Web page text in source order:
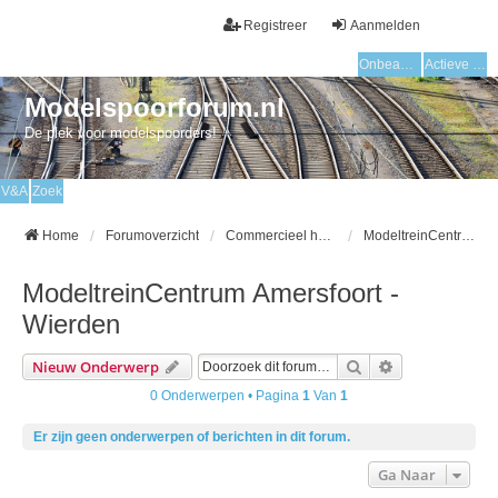
Aanmelden
Registreer
Onbeantwoorde onderwerpen Actieve onderwerpen
Modelspoorforum.nl
De plek voor modelspoorders!
V&A Zoek
Home Forumoverzicht Commercieel hoekje ModeltreinCentrum Amersfoort - Wierden
ModeltreinCentrum Amersfoort -
Wierden
Nieuw Onderwerp Zoek
0 Onderwerpen • Pagina 1 Van 1
Er zijn geen onderwerpen of berichten in dit forum.
Ga Naar